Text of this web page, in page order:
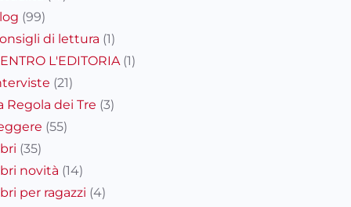
(99)
di lettura (1)
L'EDITORIA (1)
(21)
Regola dei Tre (3)
(55)
(35)
novità (14)
per ragazzi (4)